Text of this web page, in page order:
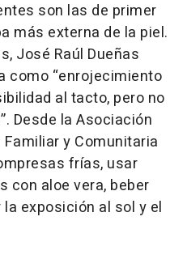
son las de primer
más externa de la piel.
José Raúl Dueñas
como “enrojecimiento
al tacto, pero no
Desde la Asociación
y Comunitaria
frías, usar
con aloe vera, beber
exposición al sol y el